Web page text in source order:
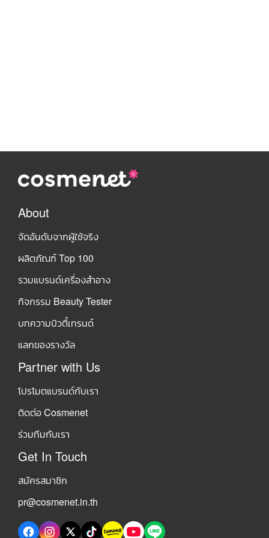
About
จัดอันดับจากผู้ใช้จริง
ผลิตภัณฑ์ Top 100
รวมแบรนด์เครื่องสำอาง
กิจกรรม Beauty Tester
บทความบิวตี้เทรนด์
แลกของรางวัล
Partner with Us
โปรโมตแบรนด์กับเรา
ติดต่อ Cosmenet
ร่วมทีมกับเรา
Get In Touch
สมัครสมาชิก
pr@cosmenet.in.th